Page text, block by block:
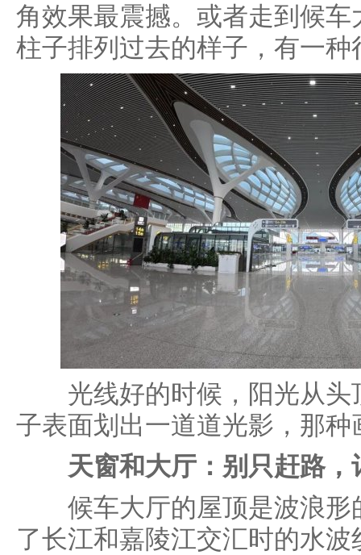
角效果最震撼。或者走到候
柱子排列过去的样子，有一
光线好的时候，阳光从头
子表面划出一道道光影，那
天窗和大厅：别只赶路，
候车大厅的屋顶是波浪形
了长江和嘉陵江交汇时的水